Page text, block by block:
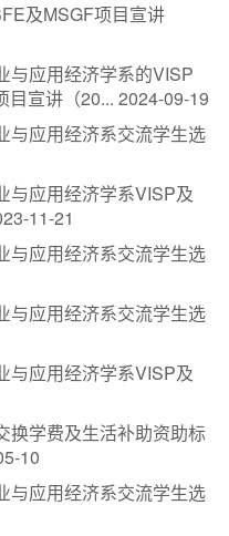
及MSGF项目宣讲
与应用经济学系的VISP
目宣讲（20... 2024-09-19
与应用经济系交流学生选
与应用经济学系VISP及
11-21
与应用经济系交流学生选
与应用经济系交流学生选
与应用经济学系VISP及
换学费及生活补助资助标
10
与应用经济系交流学生选